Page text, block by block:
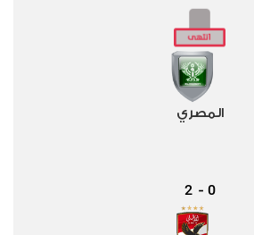
المصري
0
-
2